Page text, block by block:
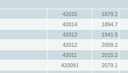
42015
1879.2
42014
1894.7
42013
1941.5
42012
2009.2
42011
2015.2
420091
2079.1